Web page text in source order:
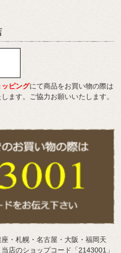
ピングにて商品をお買い物の際は
ます。ご協力お願いいたします。
座・札幌・名古屋・大阪・福岡天
店のショップコード「2143001」